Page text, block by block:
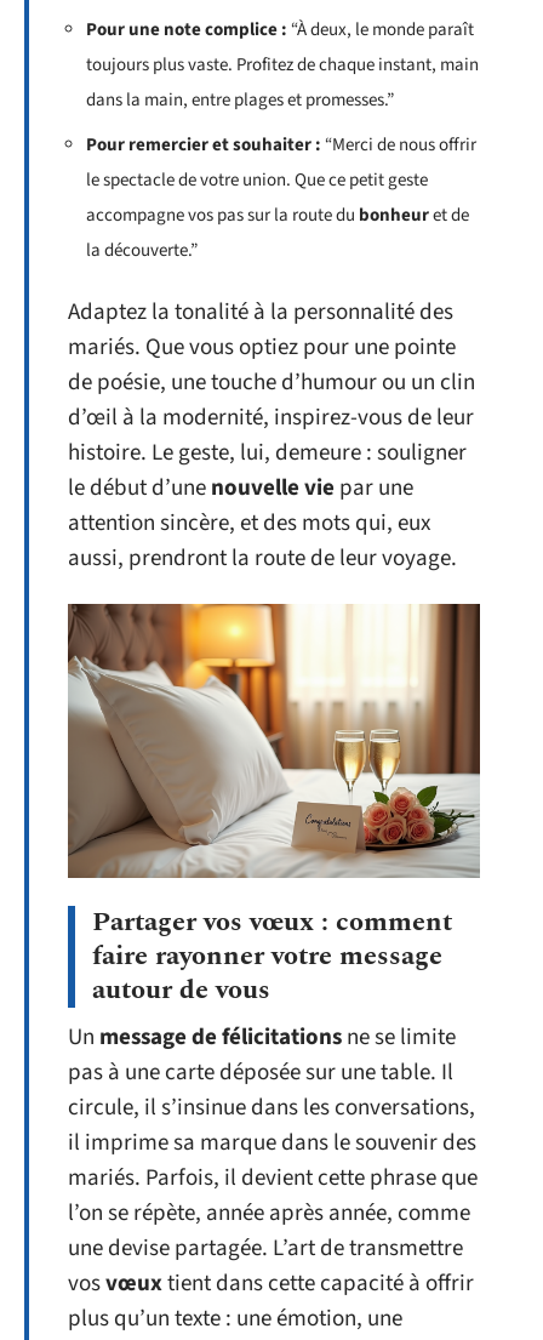
Pour une note complice : “À deux, le monde paraît
toujours plus vaste. Profitez de chaque instant, main
dans la main, entre plages et promesses.”
Pour remercier et souhaiter : “Merci de nous offrir
le spectacle de votre union. Que ce petit geste
accompagne vos pas sur la route du bonheuret de
la découverte.”
Adaptez la tonalité à la personnalité des
mariés. Que vous optiez pour une pointe
de poésie, une touche d’humour ou un clin
d’œil à la modernité, inspirez-vous de leur
histoire. Le geste, lui, demeure : souligner
le début d’unenouvelle vie par une
attention sincère, et des mots qui, eux
aussi, prendront la route de leur voyage.
Partager vos vœux : comment
faire rayonner votre message
autour de vous
Un message de félicitationsne se limite
pas à une carte déposée sur une table. Il
circule, il s’insinue dans les conversations,
il imprime sa marque dans le souvenir des
mariés. Parfois, il devient cette phrase que
l’on se répète, année après année, comme
une devise partagée. L’art de transmettre
vosvœuxtient dans cette capacité à offrir
plus qu’un texte : une émotion, une